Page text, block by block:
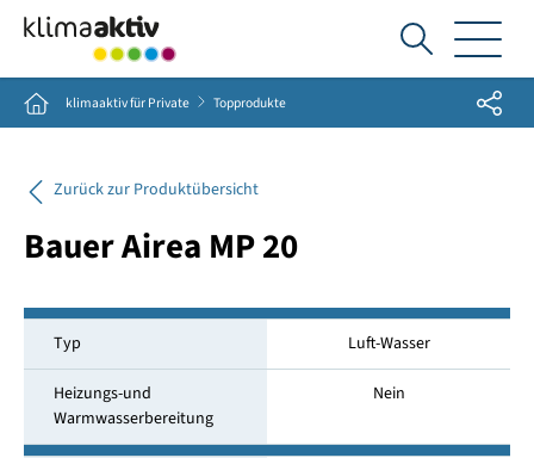
Ich
suche...
Home klimaaktiv für Private Topprodukte Share
Zurück zur Produktübersicht
Bauer Airea MP 20
Typ Luft-Wasser
Heizungs-und
Warmwasserbereitung
Nein